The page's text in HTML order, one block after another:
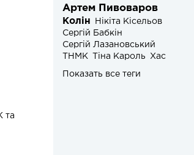
та
Артем Пивоваров
Колін
Нікіта Кісельов
Сергій Бабкін
Сергій Лазановський
ТНМК
Тіна Кароль Хас
Показать все теги